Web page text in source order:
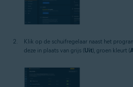
Klik op de schuifregelaar naast het
deze in plaats van grijs (Uit), groen kleurt (